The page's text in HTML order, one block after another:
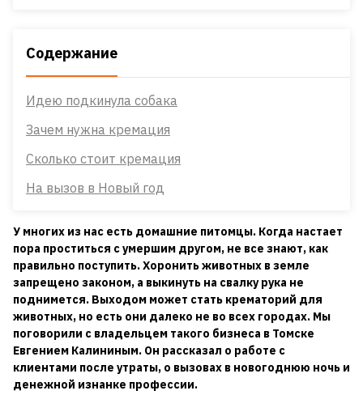
Содержание
Идею подкинула собака
Зачем нужна кремация
Сколько стоит кремация
На вызов в Новый год
У многих из нас есть домашние питомцы. Когда настает
пора проститься с умершим другом, не все знают, как
правильно поступить. Хоронить животных в земле
запрещено законом, а выкинуть на свалку рука не
поднимется. Выходом может стать крематорий для
животных, но есть они далеко не во всех городах. Мы
поговорили с владельцем такого бизнеса в Томске
Евгением Калининым. Он рассказал о работе с
клиентами после утраты, о вызовах в новогоднюю ночь и
денежной изнанке профессии.